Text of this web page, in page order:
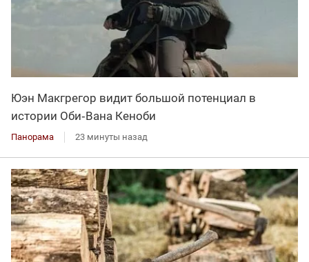
Юэн Макгрегор видит большой потенциал в
истории Оби‑Вана Кеноби
Панорама 23 минуты назад